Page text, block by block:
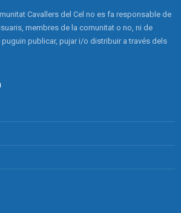
Cavallers del Cel no es fa responsable de
membres de la comunitat o no, ni de
publicar, pujar i/o distribuir a través dels